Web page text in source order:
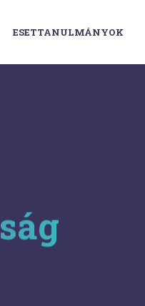
ESETTANULMÁNYOK